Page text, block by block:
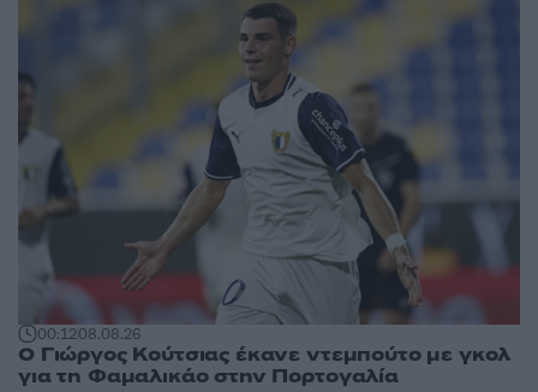
00:1208.08.26
Ο Γιώργος Κούτσιας έκανε ντεμπούτο με γκολ
για τη Φαμαλικάο στην Πορτογαλία